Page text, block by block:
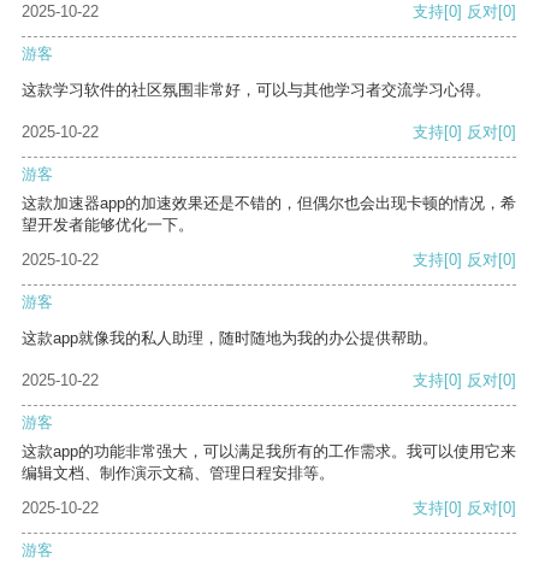
2025-10-22 支持[0] 反对[0]
游客
这款学习软件的社区氛围非常好，可以与其他学习者交流学习心得。
2025-10-22 支持[0] 反对[0]
游客
这款加速器app的加速效果还是不错的，但偶尔也会出现卡顿的情况，希
望开发者能够优化一下。
2025-10-22
支持[0] 反对[0]
游客
这款app就像我的私人助理，随时随地为我的办公提供帮助。
2025-10-22 支持[0] 反对[0]
游客
这款app的功能非常强大，可以满足我所有的工作需求。我可以使用它来
编辑文档、制作演示文稿、管理日程安排等。
2025-10-22
支持[0] 反对[0]
游客